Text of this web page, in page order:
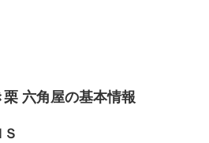
六角屋の基本情報